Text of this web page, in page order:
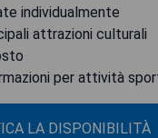
individualmente
attrazioni culturali
per attività
LA DISPONIBILITÀ